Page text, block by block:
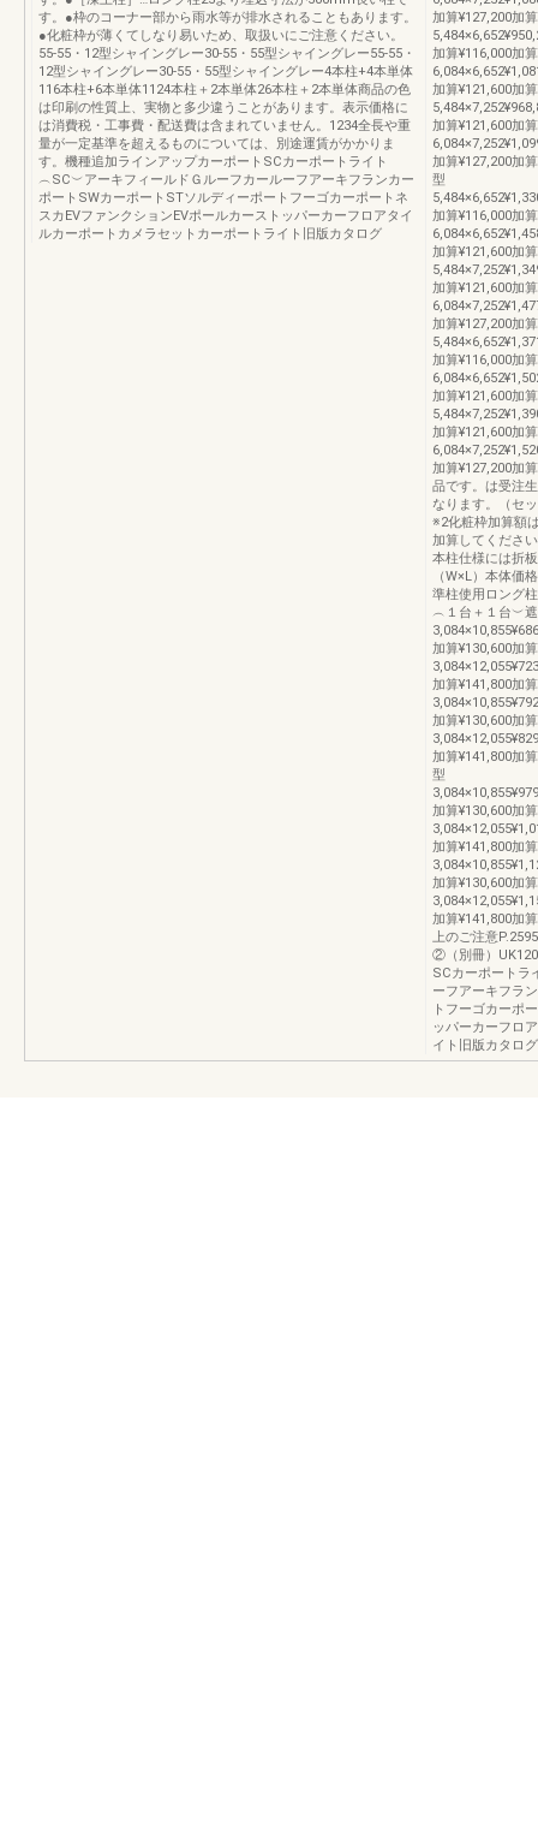
す。●枠のコーナー部から雨水等が排水されることもあります。
●化粧枠が薄くてしなり易いため、取扱いにご注意ください。
55-55・12型シャイングレー30-55・55型シャイングレー55-55・
12型シャイングレー30-55・55型シャイングレー4本柱+4本単体
116本柱+6本単体1124本柱＋2本単体26本柱＋2本単体商品の色
は印刷の性質上、実物と多少違うことがあります。表示価格に
は消費税・工事費・配送費は含まれていません。1234全長や重
量が一定基準を超えるものについては、別途運賃がかかりま
す。機種追加ラインアップカーポートSCカーポートライト
︵SC︶アーキフィールドＧルーフカールーフアーキフランカー
ポートSWカーポートSTソルディーポートフーゴカーポートネ
スカEVファンクションEVポールカーストッパーカーフロアタイ
ルカーポートカメラセットカーポートライト旧版カタログ
加算¥127,200加
加算¥116,000加
加算¥121,600加
加算¥121,600加
加算¥127,200加
型
加算¥116,000加
加算¥121,600加
加算¥121,600加
加算¥127,200加
加算¥116,000加
加算¥121,600加
加算¥121,600加
加算¥127,200加
品です。は受注
なります。（セ
※2化粧枠加算額
加算してくださ
本柱仕様には折
（W×L）本体価
準柱使用ロング
︵１台＋１台︶
加算¥130,600加
加算¥141,800加
加算¥130,600加
加算¥141,800加
型
加算¥130,600加
加算¥141,800加
加算¥130,600加
加算¥141,800加
上のご注意
②（別冊）
SCカーポートラ
ーフアーキフラ
トフーゴカーポ
ッパーカーフロ
イト旧版カタログ